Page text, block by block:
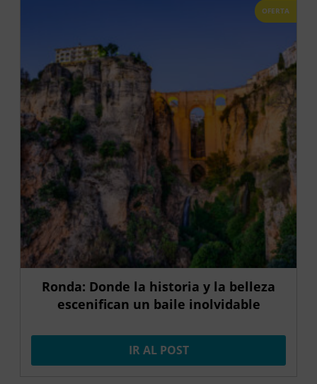
OFERTA
Ronda: Donde la historia y la belleza
escenifican un baile inolvidable
IR AL POST